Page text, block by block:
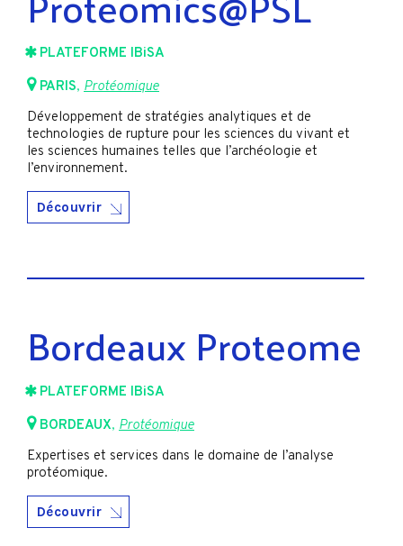
PLATEFORME IBiSA
PARIS, Protéomique
Développement de stratégies analytiques et de
technologies de rupture pour les sciences du vivant et
les sciences humaines telles que l’archéologie et
l’environnement.
Découvrir
Bordeaux Proteome
PLATEFORME IBiSA
BORDEAUX, Protéomique
Expertises et services dans le domaine de l’analyse
protéomique.
Découvrir